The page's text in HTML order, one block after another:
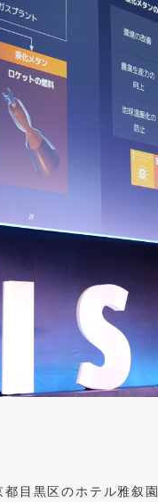
目黒区のホテル雅叙